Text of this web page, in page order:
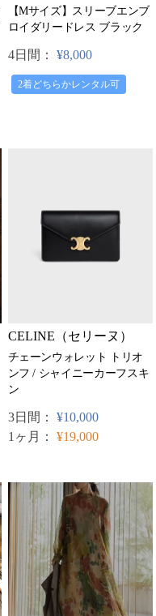
【Mサイズ】スリーブエンブ
ロイダリードレス ブラック
4日間： ¥8,000
2着どちらかレンタル可
CELINE（セリーヌ）
チェーンウォレット トリオ
ンフ / シャイニーカーフスキ
ン
3日間： ¥10,000
1ヶ月： ¥19,000